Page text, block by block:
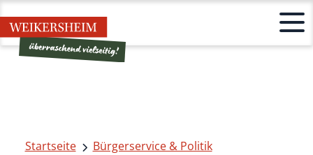
Startseite
Bürgerservice & Politik